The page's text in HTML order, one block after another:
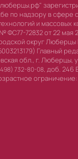
по надзору в сфере
и массовых
ФС77-72832 от 22 мая
округ
Главный
обл., г. Люберцы,
732-80-08, доб. 246
ограничение: